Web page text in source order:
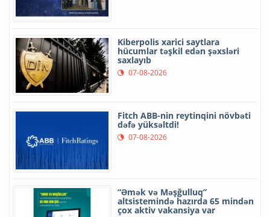
Kiberpolis xarici saytlara
hücumlar təşkil edən şəxsləri
saxlayıb
07-08-2026
Fitch ABB-nin reytinqini növbəti
dəfə yüksəltdi!
07-08-2026
“Əmək və Məşğulluq”
altsistemində hazırda 65 mindən
çox aktiv vakansiya var